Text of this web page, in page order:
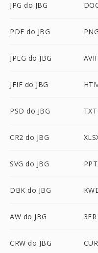
JPG do JBG
PDF do JBG
JPEG do JBG
JFIF do JBG
PSD do JBG
CR2 do JBG
SVG do JBG
DBK do JBG
AW do JBG
CRW do JBG